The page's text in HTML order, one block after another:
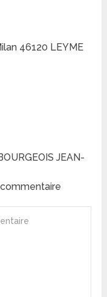
46120 LEYME
JEAN-